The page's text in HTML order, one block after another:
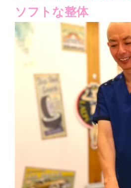
ソフトな整体